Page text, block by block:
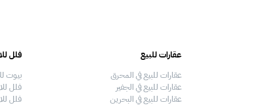
عقارات للبيع
عقارات للبيع في المحرق
عقارات للبيع في الجفير
عقارات للبيع في البحرين
فلل
بيوت
فلل
فلل